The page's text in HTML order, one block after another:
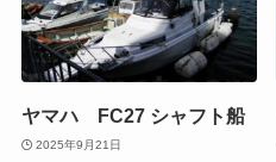
ヤマハ FC27 シャフト船
2025年9月21日